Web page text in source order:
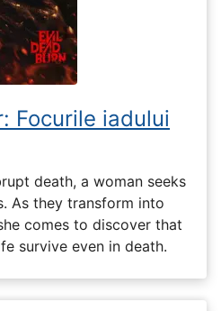
Focurile iadului
death, a woman seeks
As they transform into
comes to discover that
survive even in death.